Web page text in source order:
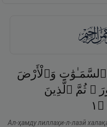
ٱلسَّمَـٰوَٰتِ وَٱلْأَرْضَ
ثُمَّ ٱلَّذِينَ
۝ ١
Ал-ҳамду лиллаҳи-л-лазӣ